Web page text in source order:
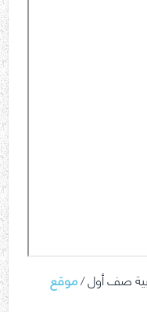
صف أول /موقع